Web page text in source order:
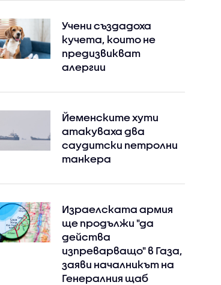
Учени създадоха
кучета, които не
предизвикват
алергии
Йеменските хути
атакуваха два
саудитски петролни
танкера
Израелската армия
ще продължи "да
действа
изпреварващо" в Газа,
заяви началникът на
Генералния щаб